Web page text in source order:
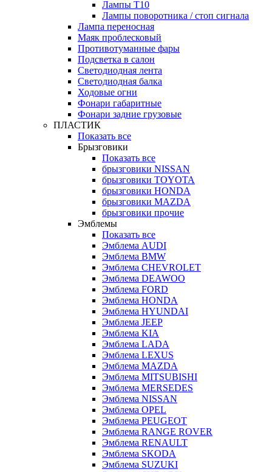
Лампы Т10
Лампы поворотника / стоп сигнала
Лампа переносная
Маяк проблесковый
Противотуманные фары
Подсветка в салон
Светодиодная лента
Светодиодная балка
Ходовые огни
Фонари габаритные
Фонари задние грузовые
ПЛАСТИК
Показать все
Брызговики
Показать все
брызговики NISSAN
брызговики TOYOTA
брызговики HONDA
брызговики MAZDA
брызговики прочие
Эмблемы
Показать все
Эмблема AUDI
Эмблема BMW
Эмблема CHEVROLET
Эмблема DEAWOO
Эмблема FORD
Эмблема HONDA
Эмблема HYUNDAI
Эмблема JEEP
Эмблема KIA
Эмблема LADA
Эмблема LEXUS
Эмблема MAZDA
Эмблема MITSUBISHI
Эмблема MERSEDES
Эмблема NISSAN
Эмблема OPEL
Эмблема PEUGEOT
Эмблема RANGE ROVER
Эмблема RENAULT
Эмблема SKODA
Эмблема SUZUKI